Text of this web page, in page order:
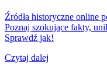
Źródła historyczne online
Poznaj szokujące fakty,
Sprawdź jak!
Czytaj dalej